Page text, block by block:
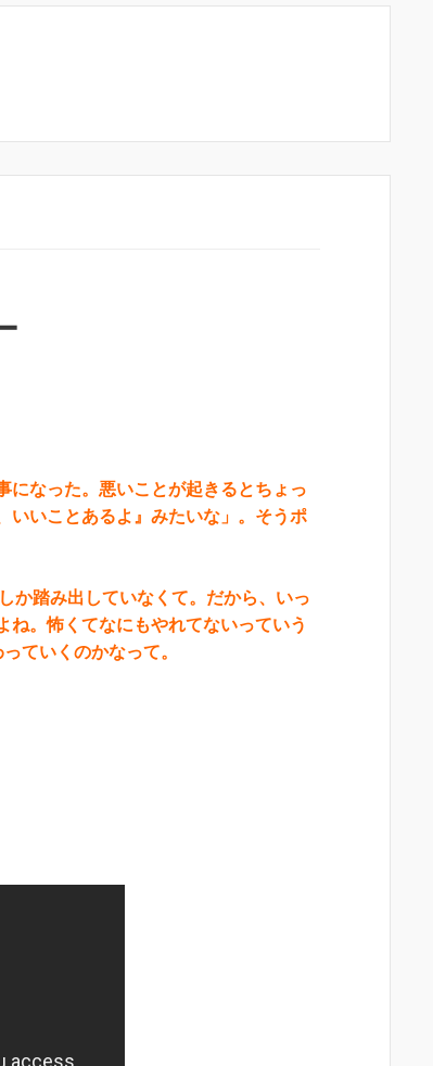
になった。悪いことが起きるとちょっ
いいことあるよ』みたいな」。そうポ
か踏み出していなくて。だから、いっ
ね。怖くてなにもやれてないっていう
ていくのかなって。